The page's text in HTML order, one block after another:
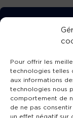
Pour offrir les
technologies telles
aux informations
technologies nous
comportement de
de ne pas
un effet négatif sur